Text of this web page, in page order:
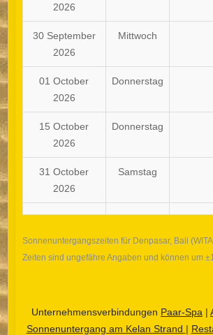
2026
30 September
2026
Mittwoch
01 October
2026
Donnerstag
15 October
2026
Donnerstag
31 October
2026
Samstag
Sonnenuntergangszeiten für Denpasar, Bali
Zeiten sind ungefähre Angaben und können um
Unternehmensverbindungen Paar-Spa |
Sonnenuntergang am Kelan Strand |